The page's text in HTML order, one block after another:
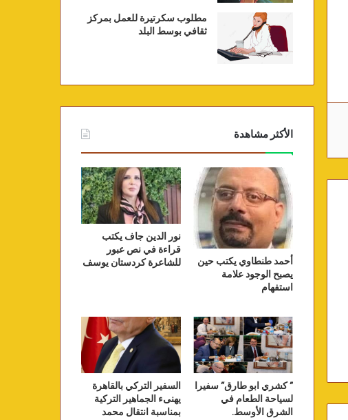
مطلوب سكرتيرة للعمل بمركز
ثقافي بوسط البلد
الأكثر مشاهدة
أحمد طنطاوي يكتب حين
يصبح الوجود علامة
استفهام
نور الدين جاف يكتب
قراءة في نص عبور
للشاعرة كردستان يوسف
” كشري ابو طارق” سفيرا
لسياحة الطعام في
الشرق الأوسط.
السفير التركي بالقاهرة
يهنىء الجماهير التركية
بمناسبة انتقال محمد